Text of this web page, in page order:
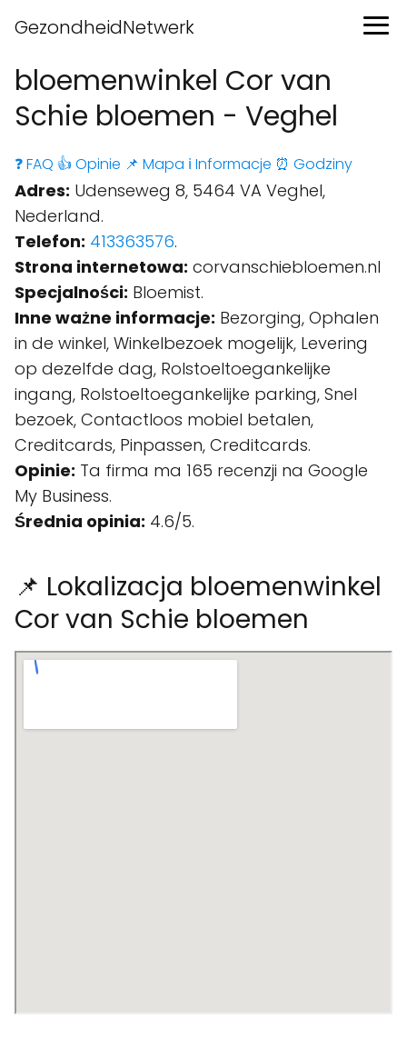
GezondheidNetwerk
bloemenwinkel Cor van
Schie bloemen - Veghel
❓ FAQ 👍 Opinie 📌 Mapa ℹ️ Informacje ⏰ Godziny
Adres: Udenseweg 8, 5464 VA Veghel,
Nederland.
Telefon: 413363576.
Strona internetowa: corvanschiebloemen.nl
Specjalności: Bloemist.
Inne ważne informacje: Bezorging, Ophalen
in de winkel, Winkelbezoek mogelijk, Levering
op dezelfde dag, Rolstoeltoegankelijke
ingang, Rolstoeltoegankelijke parking, Snel
bezoek, Contactloos mobiel betalen,
Creditcards, Pinpassen, Creditcards.
Opinie: Ta firma ma 165 recenzji na Google
My Business.
Średnia opinia: 4.6/5.
📌 Lokalizacja bloemenwinkel
Cor van Schie bloemen